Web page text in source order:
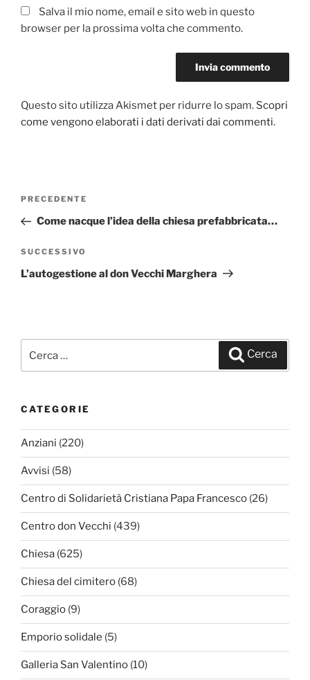
Salva il mio nome, email e sito web in questo
browser per la prossima volta che commento.
Questo sito utilizza Akismet per ridurre lo spam. Scopri
come vengono elaborati i dati derivati dai commenti.
Navigazione
Articolo
precedente:
PRECEDENTE
Come nacque l’idea della chiesa prefabbricata…
Articolo
successivo
SUCCESSIVO
L’autogestione al don Vecchi Marghera
Cerca
CATEGORIE
Anziani (220)
Avvisi (58)
Centro di Solidarietà Cristiana Papa Francesco (26)
Centro don Vecchi (439)
Chiesa (625)
Chiesa del cimitero (68)
Coraggio (9)
Emporio solidale (5)
Galleria San Valentino (10)